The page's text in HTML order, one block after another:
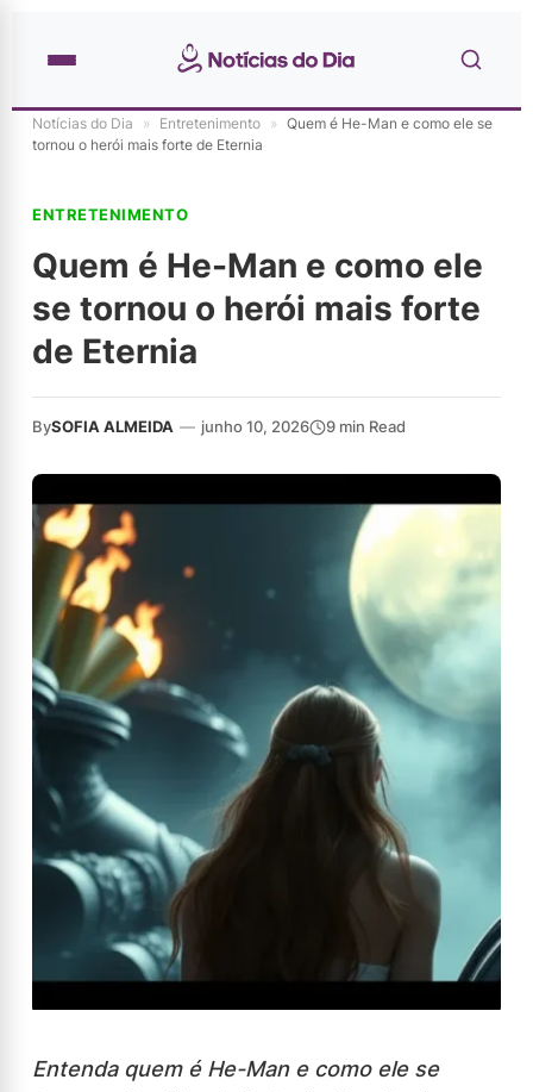
Notícias do Dia » Entretenimento » Quem é He-Man e como ele se
tornou o herói mais forte de Eternia
ENTRETENIMENTO
Quem é He-Man e como ele
se tornou o herói mais forte
de Eternia
BySOFIA ALMEIDA — junho 10, 2026 9 min Read
Entenda quem é He-Man e como ele se